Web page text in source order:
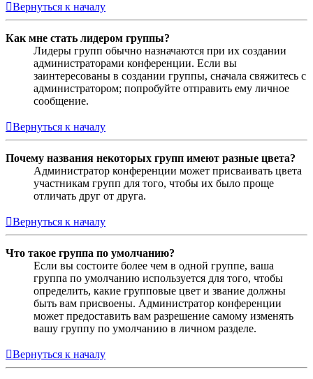
Вернуться к началу
Как мне стать лидером группы?
Лидеры групп обычно назначаются при их создании
администраторами конференции. Если вы
заинтересованы в создании группы, сначала свяжитесь с
администратором; попробуйте отправить ему личное
сообщение.
Вернуться к началу
Почему названия некоторых групп имеют разные цвета?
Администратор конференции может присваивать цвета
участникам групп для того, чтобы их было проще
отличать друг от друга.
Вернуться к началу
Что такое группа по умолчанию?
Если вы состоите более чем в одной группе, ваша
группа по умолчанию используется для того, чтобы
определить, какие групповые цвет и звание должны
быть вам присвоены. Администратор конференции
может предоставить вам разрешение самому изменять
вашу группу по умолчанию в личном разделе.
Вернуться к началу